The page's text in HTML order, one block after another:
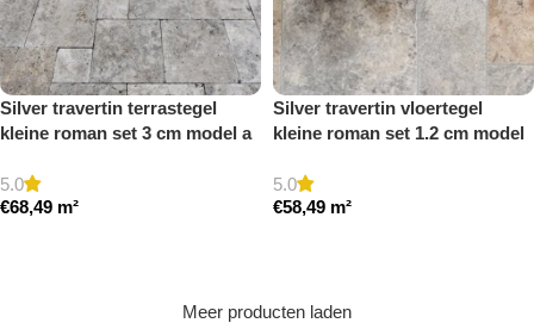
Silver travertin terrastegel
kleine roman set 3 cm model a
5.0
€68,49 m²
Silver travertin vloertegel
kleine roman set 1.2 cm model
5.0
€58,49 m²
Meer producten laden